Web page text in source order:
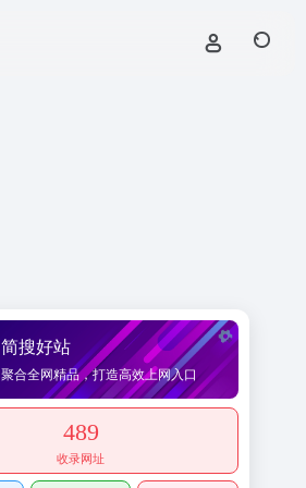
简搜好站
聚合全网精品，打造高效上网入口
489
收录网址